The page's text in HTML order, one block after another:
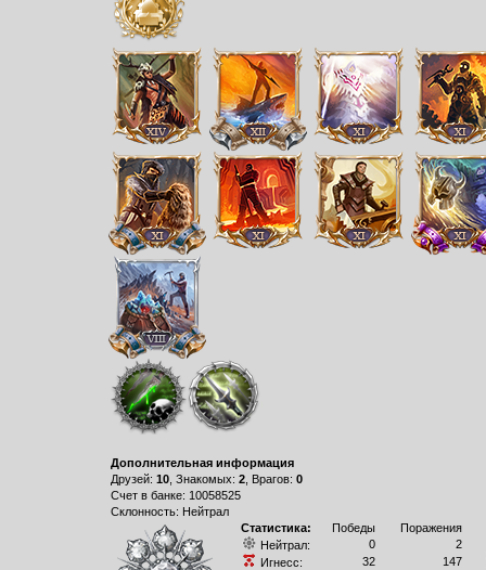
Дополнительная информация
Друзей: 10, Знакомых: 2, Врагов: 0
Счет в банке: 10058525
Склонность: Нейтрал
Статистика:
Победы
Поражения
Нейтрал:
0
2
Игнесс:
32
147